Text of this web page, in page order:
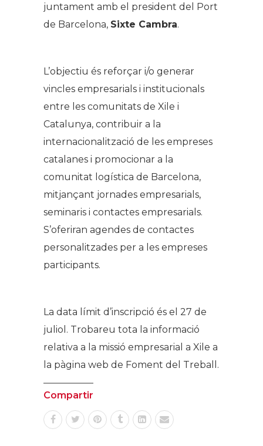
juntament amb el president del Port
de Barcelona, Sixte Cambra.
L’objectiu és reforçar i/o generar
vincles empresarials i institucionals
entre les comunitats de Xile i
Catalunya, contribuir a la
internacionalització de les empreses
catalanes i promocionar a la
comunitat logística de Barcelona,
mitjançant jornades empresarials,
seminaris i contactes empresarials.
S’oferiran agendes de contactes
personalitzades per a les empreses
participants.
La data límit d’inscripció és el 27 de
juliol. Trobareu tota la informació
relativa a la missió empresarial a Xile a
la pàgina web de Foment del Treball.
Compartir